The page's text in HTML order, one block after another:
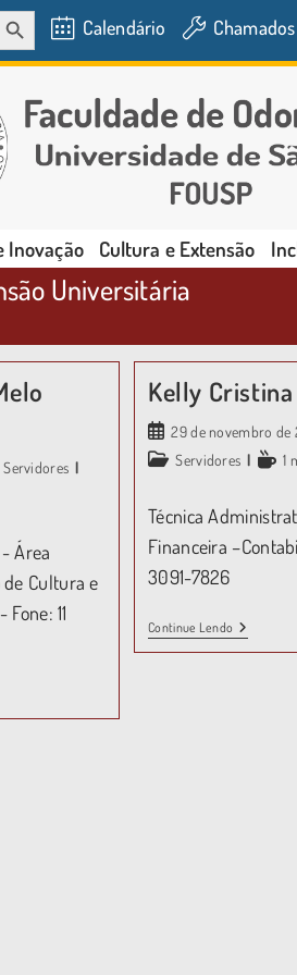
BUTTON
Calendário
Inovação Cultura e Extensão
Universitária
Servidores
Área
de Cultura e
11
Kelly
29 de novembro de
Servidores
1
Técnica
Financeira
3091-7826
Continue Lendo